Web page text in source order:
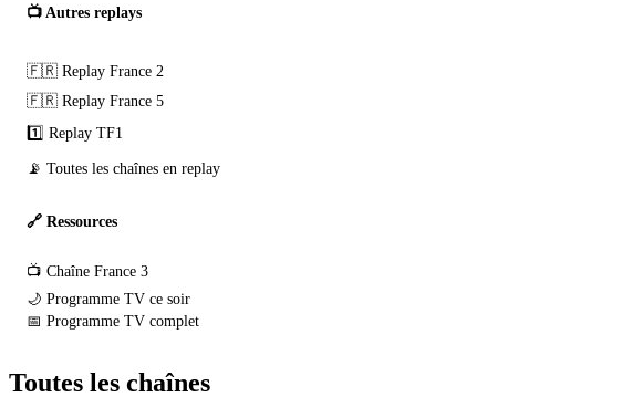
📺 Autres replays
🇫🇷 Replay France 2
🇫🇷 Replay France 5
1️⃣ Replay TF1
📡 Toutes les chaînes en replay
🔗 Ressources
📺 Chaîne France 3
🌙 Programme TV ce soir
📅 Programme TV complet
Toutes les chaînes